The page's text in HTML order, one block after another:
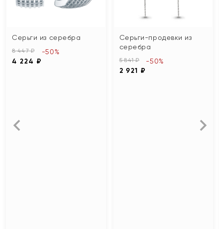
Серьги из серебра
8 447 ₽
4 224 ₽
-50%
Серьги-продевки из
серебра
5 841 ₽
2 921 ₽
-50%